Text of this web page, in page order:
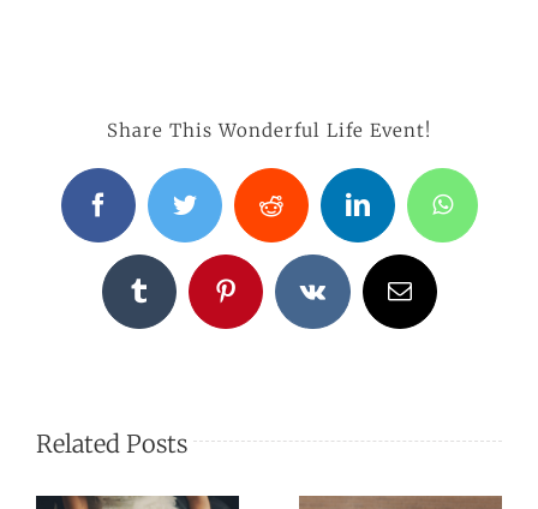
Share This Wonderful Life Event!
FacebookTwitter Reddit LinkedIn
Tumblr PinterestVk Email
Related Posts